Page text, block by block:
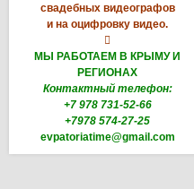
свадебных видеографов
и на оцифровку видео.

МЫ РАБОТАЕМ В КРЫМУ И
РЕГИОНАХ
Контактный телефон:
+7 978 731-52-66
+7978 574-27-25
evpatoriatime@gmail.com